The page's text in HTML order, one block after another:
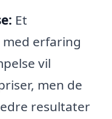
Et
erfaring
vil
men de
resultater